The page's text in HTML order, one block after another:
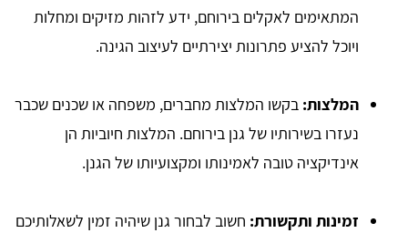
המתאימים לאקלים בירוחם, ידע לזהות מזיקים ומחלות
ויוכל להציע פתרונות יצירתיים לעיצוב הגינה.
המלצות: בקשו המלצות מחברים, משפחה או שכנים שכבר
נעזרו בשירותיו של גנן בירוחם. המלצות חיוביות הן
אינדיקציה טובה לאמינותו ומקצועיותו של הגנן.
זמינות ותקשורת: חשוב לבחור גנן שיהיה זמין לשאלותיכם